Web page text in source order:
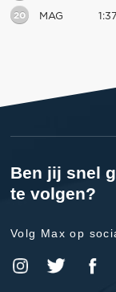
20 MAG
Ben jij snel
te volgen?
Volg Max op